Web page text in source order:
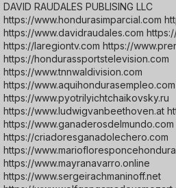
DAVID RAUDALES PUBLISING LLC
https://www.hondurasimparcial.com
https://www.davidraudales.com
https://laregiontv.com https://
https://hondurassportstelevision.com
https://www.tnnwaldivision.com
https://
https://www.pyotrilyichtchaikovsky.ru
https://www.ludwigvanbeethoven.at
https://www.ganaderosdelmundo.com
https://criadoresganadolechero.com
https://
https://www.mayranavarro.online
https://www.sergeirachmaninoff.net